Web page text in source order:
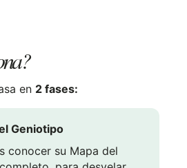
en 2 fases:
Geniotipo
conocer su Mapa del